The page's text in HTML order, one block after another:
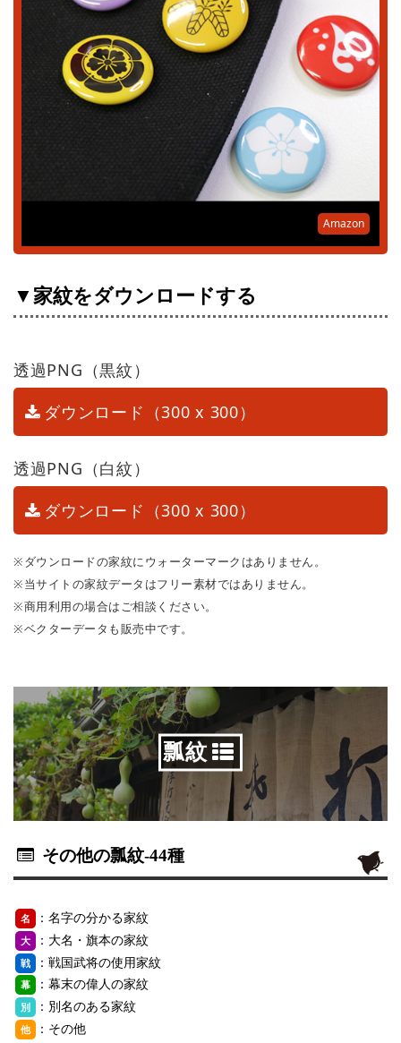
Amazon
▼家紋をダウンロードする
透過PNG（黒紋）
ダウンロード（300 x 300）
透過PNG（白紋）
ダウンロード（300 x 300）
※ダウンロードの家紋にウォーターマークはありません。
※当サイトの家紋データはフリー素材ではありません。
※商用利用の場合はご相談ください。
※ベクターデータも販売中です。
瓢紋
その他の瓢紋-44種
名 ：名字の分かる家紋
大 ：大名・旗本の家紋
戦 ：戦国武将の使用家紋
幕 ：幕末の偉人の家紋
別 ：別名のある家紋
他 ：その他